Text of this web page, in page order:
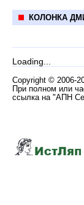
КОЛОНКА
Loading...
Copyright © 2006-
При полном или
ссылка на "АПН